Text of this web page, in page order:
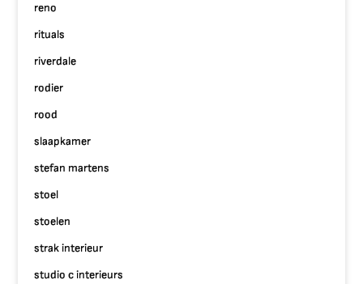
reno
rituals
riverdale
rodier
rood
slaapkamer
stefan martens
stoel
stoelen
strak interieur
studio c interieurs